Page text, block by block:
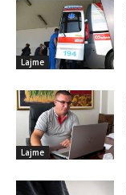
Lajme
Lajme